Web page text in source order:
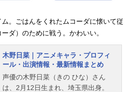
。ごはんをくれたムコーダに懐いて従
ダ）のために戦う。かわいい。
木野日菜｜アニメキャラ・プロフィ
ール・出演情報・最新情報まとめ
声優の木野日菜（きの ひな）さん
は、2月12日生まれ、埼玉県出身。